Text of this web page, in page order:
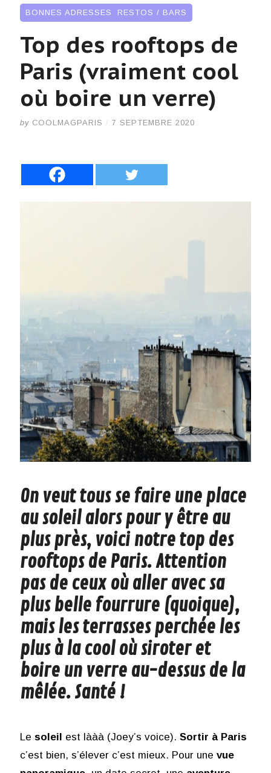
BONNES ADRESSES , RESTOS / BARS
Top des rooftops de
Paris (vraiment cool
où boire un verre)
by COOLMAGPARIS / 7 SEPTEMBRE 2020
On veut tous se faire une place
au soleil alors pour y être au
plus près, voici notre top des
rooftops de Paris. Attention
pas de ceux où aller avec sa
plus belle fourrure (quoique),
mais les terrasses perchée les
plus à la cool où siroter et
boire un verre au-dessus de la
mêlée. Santé !
Le soleil est lààà (Joey’s voice). Sortir à Paris
c’est bien, s’élever c’est mieux. Pour une vue